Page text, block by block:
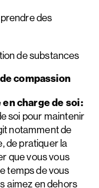
des
de substances
compassion
charge de soi :
soi pour maintenir
notamment de
de pratiquer la
que vous vous
temps de vous
aimez en dehors